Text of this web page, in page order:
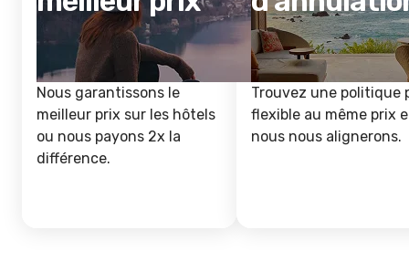
Nous garantissons le
meilleur prix sur les hôtels
ou nous payons 2x la
différence.
Trouvez une politique
flexible au même prix
nous nous alignerons.